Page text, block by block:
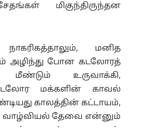
மிகுந்திருந்தன
நாகரிகத்தாலும், மனித
அழிந்து போன கடலோரத்
மீண்டும் உருவாக்கி,
மக்களின் காவல்
காலத்தின் கட்டாயம்,
தேவை என்னும்